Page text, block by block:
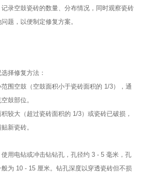
录空鼓瓷砖的数量、分布情况，同时观察瓷砖
题，以便制定修复方案。​
择修复方法：​
围空鼓（空鼓面积小于瓷砖面积的 1/3），通
鼓部位。​
较大（超过瓷砖面积的 1/3）或瓷砖已破损，
新瓷砖。​
用电钻或冲击钻钻孔，孔径约 3 - 5 毫米，孔
为 10 - 15 厘米。钻孔深度以穿透瓷砖但不损